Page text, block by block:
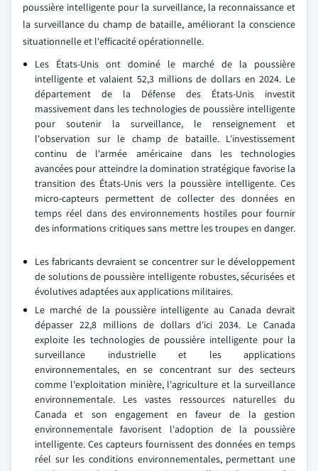
poussière intelligente pour la surveillance, la reconnaissance et
la surveillance du champ de bataille, améliorant la conscience
situationnelle et l'efficacité opérationnelle.
Les États-Unis ont dominé le marché de la poussière
intelligente et valaient 52,3 millions de dollars en 2024. Le
département de la Défense des États-Unis investit
massivement dans les technologies de poussière intelligente
pour soutenir la surveillance, le renseignement et
l'observation sur le champ de bataille. L'investissement
continu de l'armée américaine dans les technologies
avancées pour atteindre la domination stratégique favorise la
transition des États-Unis vers la poussière intelligente. Ces
micro-capteurs permettent de collecter des données en
temps réel dans des environnements hostiles pour fournir
des informations critiques sans mettre les troupes en danger.
Les fabricants devraient se concentrer sur le développement
de solutions de poussière intelligente robustes, sécurisées et
évolutives adaptées aux applications militaires.
Le marché de la poussière intelligente au Canada devrait
dépasser 22,8 millions de dollars d'ici 2034. Le Canada
exploite les technologies de poussière intelligente pour la
surveillance industrielle et les applications
environnementales, en se concentrant sur des secteurs
comme l'exploitation minière, l'agriculture et la surveillance
environnementale. Les vastes ressources naturelles du
Canada et son engagement en faveur de la gestion
environnementale favorisent l'adoption de la poussière
intelligente. Ces capteurs fournissent des données en temps
réel sur les conditions environnementales, permettant une